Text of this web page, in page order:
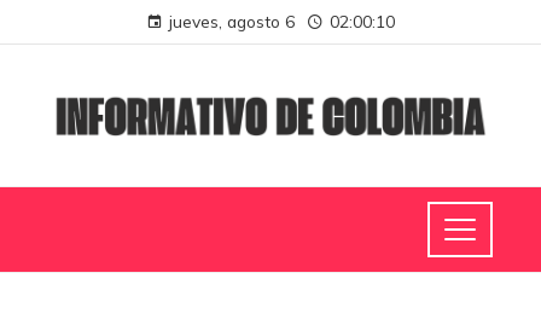
jueves, agosto 6 02:00:10